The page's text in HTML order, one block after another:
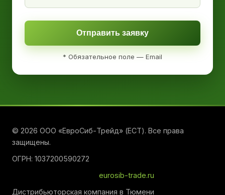
Отправить заявку
* Обязательное поле — Email
© 2026 ООО «ЕвроСиб-Трейд» (ЕСТ). Все права
защищены.
ОГРН: 1037200590272
eurosib-trade.ru
Дистрибьюторская компания в Тюмени